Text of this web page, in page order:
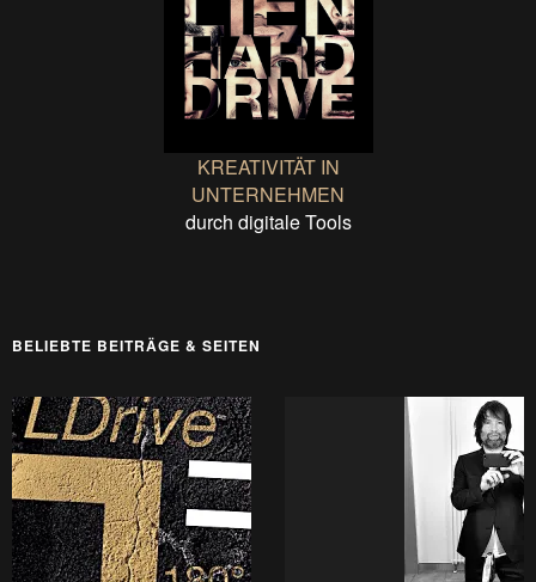
KREATIVITÄT IN
UNTERNEHMEN
durch digitale Tools
BELIEBTE BEITRÄGE & SEITEN